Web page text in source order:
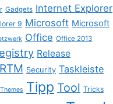
Gadgets Internet Explorer
9 Microsoft Microsoft
Office Office 2013
Release
RTM Security Taskleiste
Themes Tipp Tool Tricks